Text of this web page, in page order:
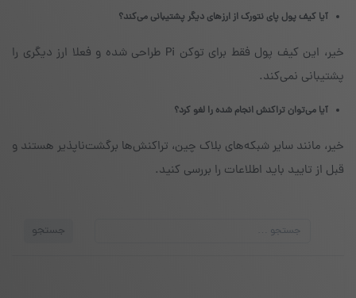
آیا کیف پول پای نتورک از ارزهای دیگر پشتیبانی می‌کند؟
خیر، این کیف پول فقط برای توکن Pi طراحی شده و فعلا ارز دیگری را
پشتیبانی نمی‌کند.
آیا می‌توان تراکنش انجام شده را لغو کرد؟
خیر، مانند سایر شبکه‌های بلاک چین، تراکنش‌ها برگشت‌ناپذیر هستند و
قبل از تایید باید اطلاعات را بررسی کنید.
جستجو